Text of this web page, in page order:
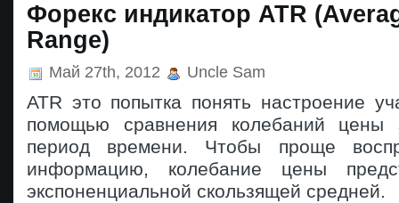
Форекс индикатор ATR
Range)
Май 27th, 2012 Uncle Sam
ATR это попытка понять настроение
помощью сравнения колебаний цены
период времени. Чтобы проще
информацию, колебание цены
экспоненциальной скользящей средней.